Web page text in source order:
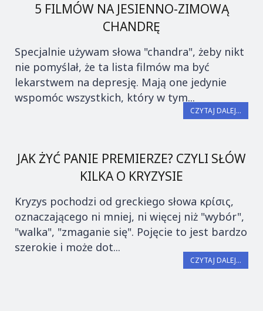
5 FILMÓW NA JESIENNO-ZIMOWĄ
CHANDRĘ
Specjalnie używam słowa "chandra", żeby nikt
nie pomyślał, że ta lista filmów ma być
lekarstwem na depresję. Mają one jedynie
wspomóc wszystkich, który w tym...
CZYTAJ DALEJ...
JAK ŻYĆ PANIE PREMIERZE? CZYLI SŁÓW
KILKA O KRYZYSIE
Kryzys pochodzi od greckiego słowa κρίσις,
oznaczającego ni mniej, ni więcej niż "wybór",
"walka", "zmaganie się". Pojęcie to jest bardzo
szerokie i może dot...
CZYTAJ DALEJ...